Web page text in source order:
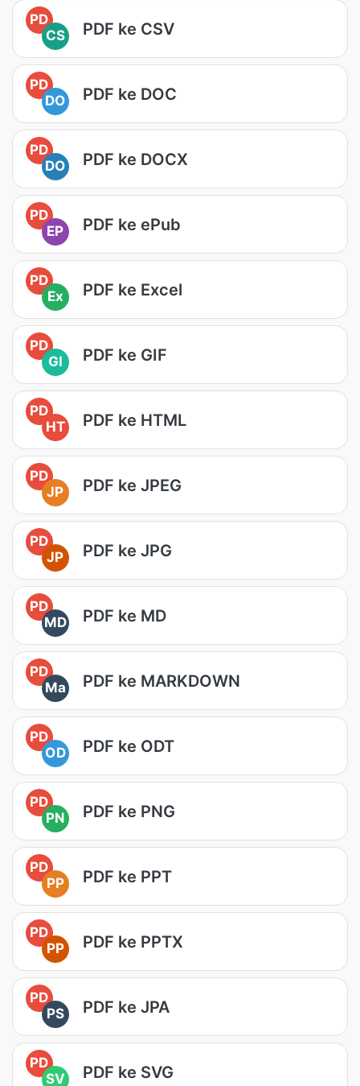
PD
CS
PDF ke CSV
PD
DO
PDF ke DOC
PD
DO
PDF ke DOCX
PD
EP
PDF ke ePub
PD
Ex
PDF ke Excel
PD
GI
PDF ke GIF
PD
HT
PDF ke HTML
PD
JP
PDF ke JPEG
PD
JP
PDF ke JPG
PD
MD
PDF ke MD
PD
Ma
PDF ke MARKDOWN
PD
OD
PDF ke ODT
PD
PN
PDF ke PNG
PD
PP
PDF ke PPT
PD
PP
PDF ke PPTX
PD
PS
PDF ke JPA
PD
SV
PDF ke SVG